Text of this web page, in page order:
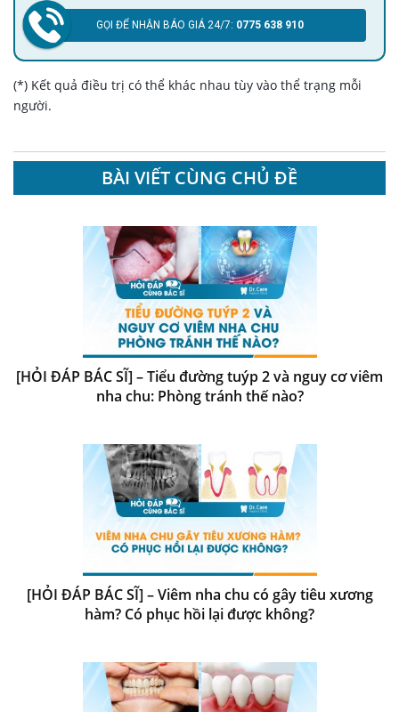
GỌI ĐỂ NHẬN BÁO GIÁ 24/7: 0775 638 910
(*) Kết quả điều trị có thể khác nhau tùy vào thể trạng mỗi
người.
BÀI VIẾT CÙNG CHỦ ĐỀ
[HỎI ĐÁP BÁC SĨ] – Tiểu đường tuýp 2 và nguy cơ viêm
nha chu: Phòng tránh thế nào?
[HỎI ĐÁP BÁC SĨ] – Viêm nha chu có gây tiêu xương
hàm? Có phục hồi lại được không?